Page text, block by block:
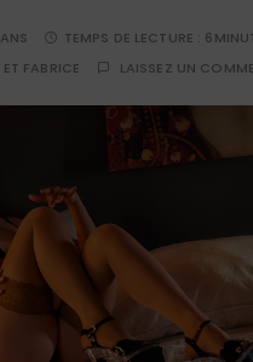
TEMPS DE LECTURE :
FABRICE LAISSEZ UN